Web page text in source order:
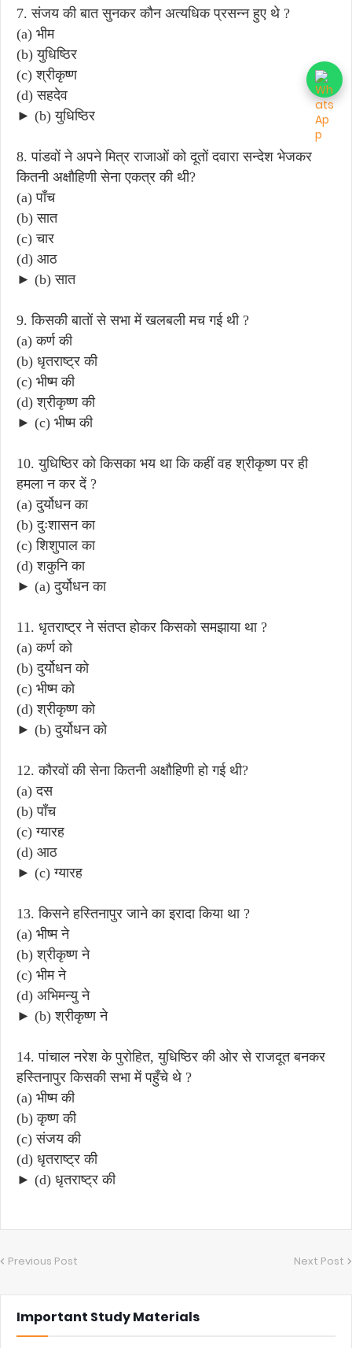
7. संजय की बात सुनकर कौन अत्यधिक प्रसन्न हुए थे ?
(a) भीम
(b) युधिष्ठिर
(c) श्रीकृष्ण
(d) सहदेव
► (b) युधिष्ठिर
8. पांडवों ने अपने मित्र राजाओं को दूतों दवारा सन्देश भेजकर
कितनी अक्षौहिणी सेना एकत्र की थी?
(a) पाँच
(b) सात
(c) चार
(d) आठ
► (b) सात
9. किसकी बातों से सभा में खलबली मच गई थी ?
(a) कर्ण की
(b) धृतराष्ट्र की
(c) भीष्म की
(d) श्रीकृष्ण की
► (c) भीष्म की
10. युधिष्ठिर को किसका भय था कि कहीं वह श्रीकृष्ण पर ही
हमला न कर दें ?
(a) दुर्योधन का
(b) दुःशासन का
(c) शिशुपाल का
(d) शकुनि का
► (a) दुर्योधन का
11. धृतराष्ट्र ने संतप्त होकर किसको समझाया था ?
(a) कर्ण को
(b) दुर्योधन को
(c) भीष्म को
(d) श्रीकृष्ण को
► (b) दुर्योधन को
12. कौरवों की सेना कितनी अक्षौहिणी हो गई थी?
(a) दस
(b) पाँच
(c) ग्यारह
(d) आठ
► (c) ग्यारह
13. किसने हस्तिनापुर जाने का इरादा किया था ?
(a) भीष्म ने
(b) श्रीकृष्ण ने
(c) भीम ने
(d) अभिमन्यु ने
► (b) श्रीकृष्ण ने
14. पांचाल नरेश के पुरोहित, युधिष्ठिर की ओर से राजदूत बनकर
हस्तिनापुर किसकी सभा में पहुँचे थे ?
(a) भीष्म की
(b) कृष्ण की
(c) संजय की
(d) धृतराष्ट्र की
► (d) धृतराष्ट्र की
Previous Post Next Post
Important Study Materials